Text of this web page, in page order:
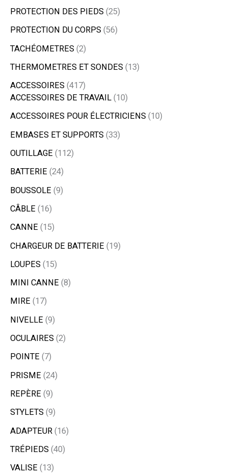
PROTECTION DES PIEDS 25
PROTECTION DU CORPS 56
TACHÉOMETRES 2
THERMOMETRES ET SONDES 13
ACCESSOIRES 417
ACCESSOIRES DE TRAVAIL 10
ACCESSOIRES POUR ÉLECTRICIENS 10
EMBASES ET SUPPORTS 33
OUTILLAGE 112
BATTERIE 24
BOUSSOLE 9
CÂBLE 16
CANNE 15
CHARGEUR DE BATTERIE 19
LOUPES 15
MINI CANNE 8
MIRE 17
NIVELLE 9
OCULAIRES 2
POINTE 7
PRISME 24
REPÈRE 9
STYLETS 9
ADAPTEUR 16
TRÉPIEDS 40
VALISE 13